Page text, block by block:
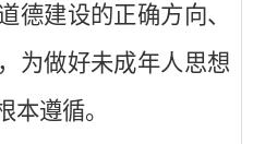
德建设的正确方向、
为做好未成年人思想
本遵循。